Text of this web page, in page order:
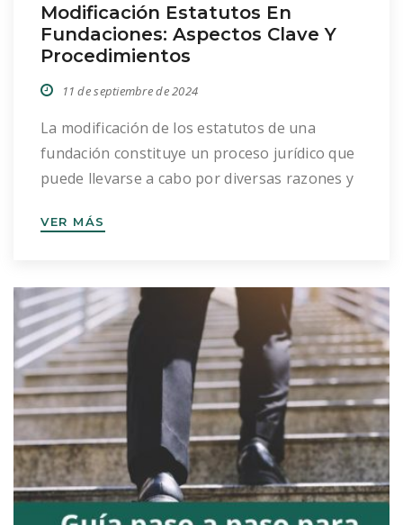
Modificación Estatutos En
Fundaciones: Aspectos Clave Y
Procedimientos
11 de septiembre de 2024
La modificación de los estatutos de una
fundación constituye un proceso jurídico que
puede llevarse a cabo por diversas razones y
establecido por la legislación. Este artículo se
los estatutos en fundaciones, basándose en
la […]
VER MÁS